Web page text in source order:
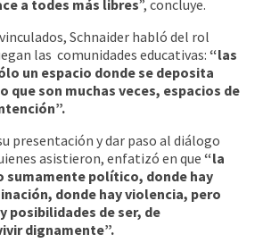
a todes más libres”, concluye.
Schnaider habló del rol
las comunidades educativas: “las
un espacio donde se deposita
que son muchas veces, espacios de
presentación y dar paso al diálogo
asistieron, enfatizó en que “la
sumamente político, donde hay
donde hay violencia, pero
posibilidades de ser, de
dignamente”.